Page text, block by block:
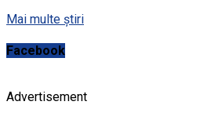
Mai multe știri
Facebook
Advertisement